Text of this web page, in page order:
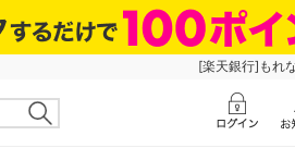
[楽天銀行]もれ